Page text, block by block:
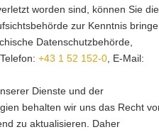
worden sind, können Sie
zur Kenntnis
Datenschutzbehörde,
+43 1 52 152-0, E-Mail:
Dienste und der
behalten wir uns das Recht
zu aktualisieren. Daher